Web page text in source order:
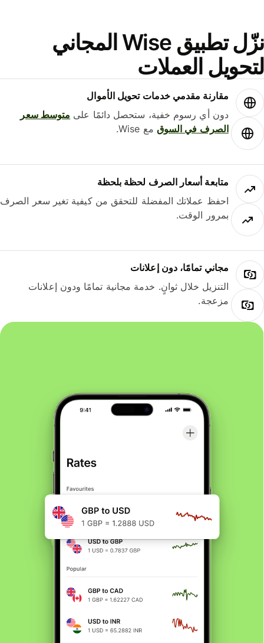
نزّل تطبيق Wise المجاني
العملات
مقارنة مقدمي خدمات تحويل الأموال
دون أي رسوم خفية، ستحصل دائمًا علىمتوسط ​​سعر
الصرف في السوقمع Wise.
متابعة أسعار الصرف لحظة بلحظة
احفظ عملاتك المفضلة للتحقق من كيفية تغير سعر الصرف
بمرور الوقت.
مجاني تمامًا، دون إعلانات
التنزيل خلال ثوانٍ. خدمة مجانية تمامًا ودون إعلانات
مزعجة.